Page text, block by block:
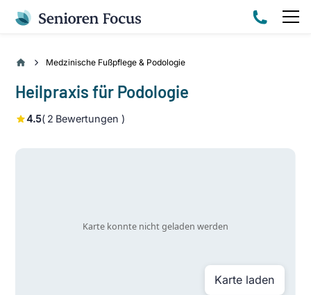
Medzinische Fußpflege & Podologie
Heilpraxis für Podologie
4.5( 2 Bewertungen )
Karte laden